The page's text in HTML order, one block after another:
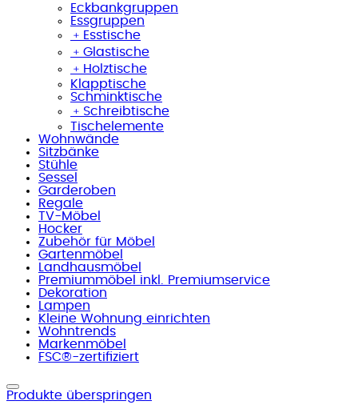
Eckbankgruppen
Essgruppen
﹢ Esstische
﹢ Glastische
﹢ Holztische
Klapptische
Schminktische
﹢ Schreibtische
Tischelemente
Wohnwände
Sitzbänke
Stühle
Sessel
Garderoben
Regale
TV-Möbel
Hocker
Zubehör für Möbel
Gartenmöbel
Landhausmöbel
Premiummöbel inkl. Premiumservice
Dekoration
Lampen
Kleine Wohnung einrichten
Wohntrends
Markenmöbel
FSC®-zertifiziert
Produkte überspringen